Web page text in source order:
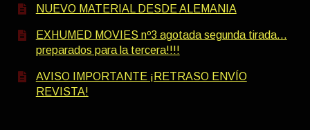
NUEVO MATERIAL DESDE ALEMANIA
EXHUMED MOVIES nº3 agotada segunda tirada…
preparados para la tercera!!!!
AVISO IMPORTANTE ¡RETRASO ENVÍO
REVISTA!